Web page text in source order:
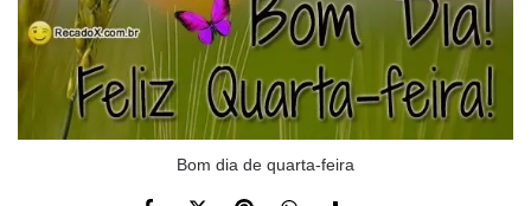
Bom dia de quarta-feira